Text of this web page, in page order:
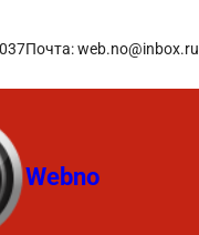
Почта: web.no@inbox.ru
Webno